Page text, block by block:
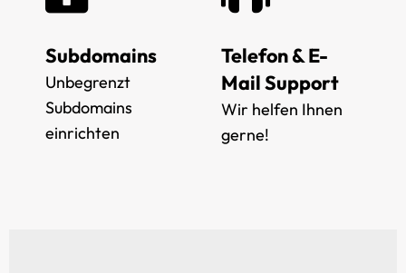
Subdomains
Unbegrenzt
Subdomains
einrichten
Telefon & E-
Mail Support
Wir helfen Ihnen
gerne!